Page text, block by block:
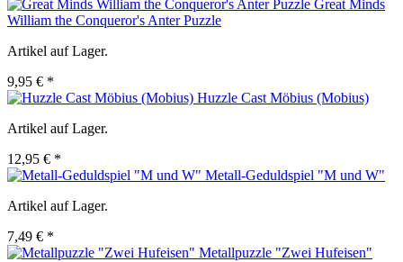
Great Minds
William the Conqueror's Anter Puzzle
Artikel auf Lager.
9,95 € *
Huzzle Cast Möbius (Mobius)
Artikel auf Lager.
12,95 € *
Metall-Geduldspiel "M und W"
Artikel auf Lager.
7,49 € *
Metallpuzzle "Zwei Hufeisen"